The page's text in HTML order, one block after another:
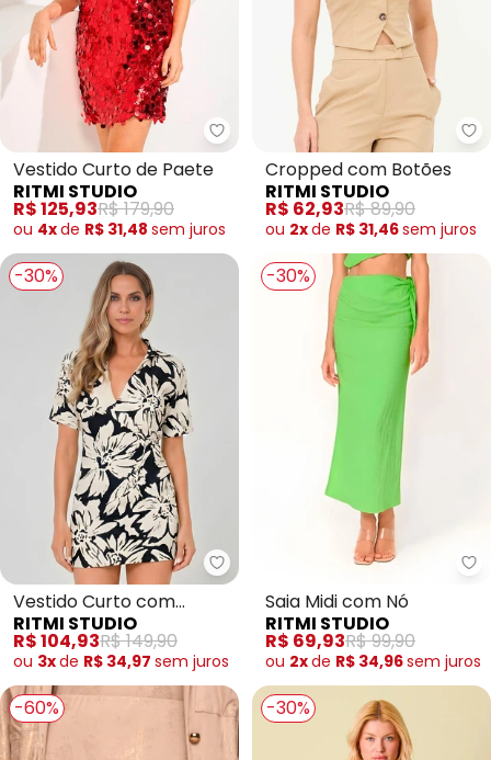
Ritmi Studio - Vestido Curto de
Vestido Curto de Paete
RITMI STUDIO
R$ 125,93R$ 179,90
ou 4xde R$ 31,48 sem juros
Cropped com Botões
RITMI STUDIO
R$ 62,93R$ 89,90
ou 2xde R$ 31,46sem juros
-30%
Ritmi Studio - Vestido Curto
Vestido Curto com
Pregas
RITMI STUDIO
R$ 104,93R$ 149,90
ou 3xde R$ 34,97 sem juros
-30%
Saia Midi com Nó
RITMI STUDIO
R$ 69,93R$ 99,90
ou 2xde R$ 34,96sem juros
-60% -30%